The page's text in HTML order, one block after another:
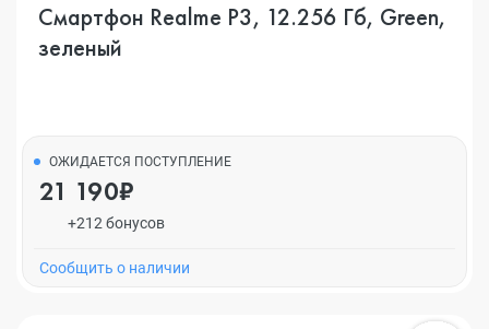
Смартфон Realme P3, 12.256 Гб, Green,
зеленый
ОЖИДАЕТСЯ ПОСТУПЛЕНИЕ
21 190₽
+212 бонусов
Cообщить о наличии